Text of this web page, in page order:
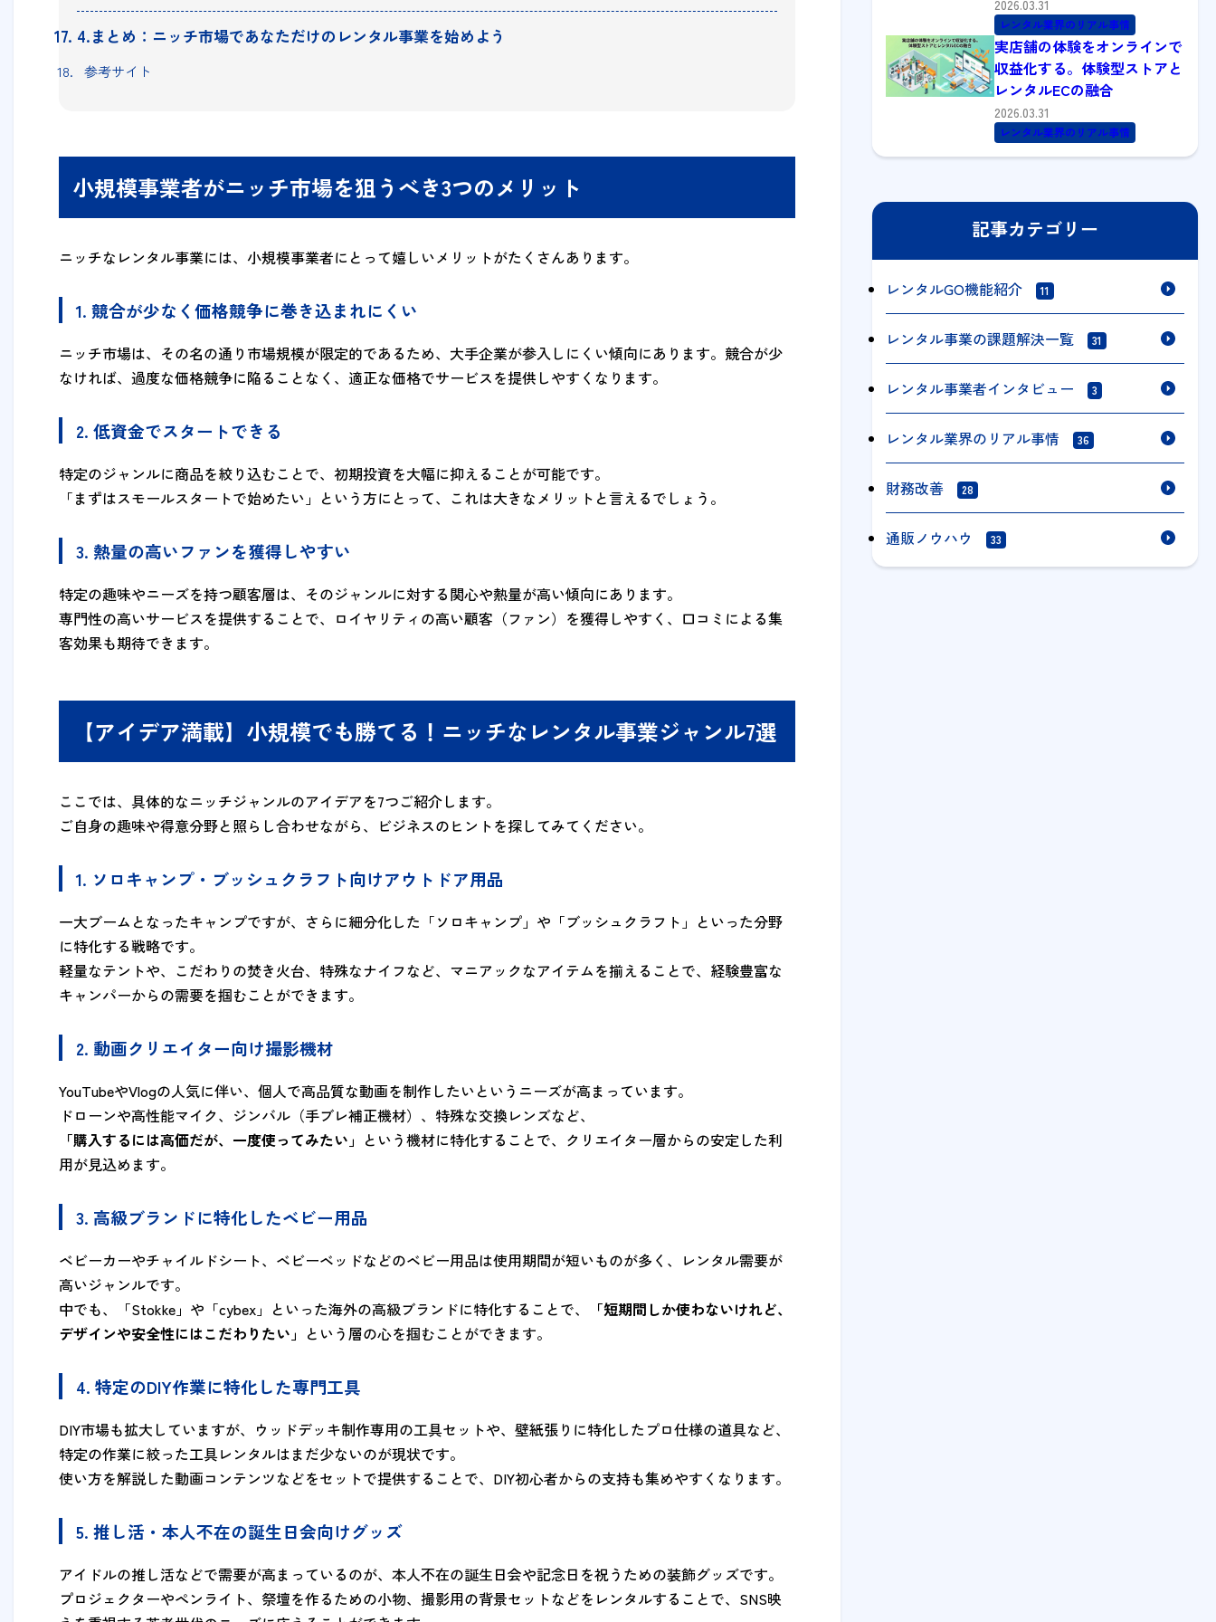
4.まとめ：ニッチ市場であなただけのレンタル事業を始めよう
参考サイト
小規模事業者がニッチ市場を狙うべき3つのメリット
ニッチなレンタル事業には、小規模事業者にとって嬉しいメリットがたくさんあります。
1. 競合が少なく価格競争に巻き込まれにくい
ニッチ市場は、その名の通り市場規模が限定的であるため、大手企業が参入しにくい傾向にあります。競合が少
なければ、過度な価格競争に陥ることなく、適正な価格でサービスを提供しやすくなります。
2. 低資金でスタートできる
特定のジャンルに商品を絞り込むことで、初期投資を大幅に抑えることが可能です。
「まずはスモールスタートで始めたい」という方にとって、これは大きなメリットと言えるでしょう。
3. 熱量の高いファンを獲得しやすい
特定の趣味やニーズを持つ顧客層は、そのジャンルに対する関心や熱量が高い傾向にあります。
専門性の高いサービスを提供することで、ロイヤリティの高い顧客（ファン）を獲得しやすく、口コミによる集
客効果も期待できます。
【アイデア満載】小規模でも勝てる！ニッチなレンタル事業ジャンル7選
ここでは、具体的なニッチジャンルのアイデアを7つご紹介します。
ご自身の趣味や得意分野と照らし合わせながら、ビジネスのヒントを探してみてください。
1. ソロキャンプ・ブッシュクラフト向けアウトドア用品
一大ブームとなったキャンプですが、さらに細分化した「ソロキャンプ」や「ブッシュクラフト」といった分野
に特化する戦略です。
軽量なテントや、こだわりの焚き火台、特殊なナイフなど、マニアックなアイテムを揃えることで、経験豊富な
キャンパーからの需要を掴むことができます。
2. 動画クリエイター向け撮影機材
YouTubeやVlogの人気に伴い、個人で高品質な動画を制作したいというニーズが高まっています。
ドローンや高性能マイク、ジンバル（手ブレ補正機材）、特殊な交換レンズなど、
「購入するには高価だが、一度使ってみたい」 という機材に特化することで、クリエイター層からの安定した利
用が見込めます。
3. 高級ブランドに特化したベビー用品
ベビーカーやチャイルドシート、ベビーベッドなどのベビー用品は使用期間が短いものが多く、レンタル需要が
高いジャンルです。
中でも、「Stokke」や「cybex」といった海外の高級ブランドに特化することで、
「短期間しか使わないけれど、
デザインや安全性にはこだわりたい」 という層の心を掴むことができます。
4. 特定のDIY作業に特化した専門工具
DIY市場も拡大していますが、ウッドデッキ制作専用の工具セットや、壁紙張りに特化したプロ仕様の道具など、
特定の作業に絞った工具レンタルはまだ少ないのが現状です。
使い方を解説した動画コンテンツなどをセットで提供することで、DIY初心者からの支持も集めやすくなります。
5. 推し活・本人不在の誕生日会向けグッズ
アイドルの推し活などで需要が高まっているのが、本人不在の誕生日会や記念日を祝うための装飾グッズです。
プロジェクターやペンライト、祭壇を作るための小物、撮影用の背景セットなどをレンタルすることで、SNS映
2026.03.31
レンタル業界のリアル事情
実店舗の体験をオンラインで
収益化する。体験型ストアと
レンタルECの融合
2026.03.31
レンタル業界のリアル事情
記事カテゴリー
レンタルGO機能紹介 11
レンタル事業の課題解決一覧 31
レンタル事業者インタビュー 3
レンタル業界のリアル事情 36
財務改善 28
通販ノウハウ 33